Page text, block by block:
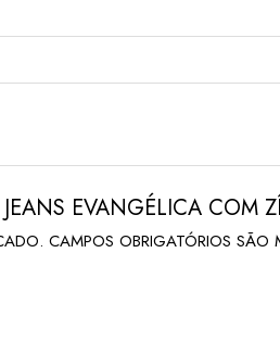
EVANGÉLICA COM
CAMPOS OBRIGATÓRIOS SÃO